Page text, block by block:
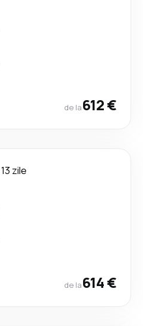
de la612 €
13 zile
de la614 €